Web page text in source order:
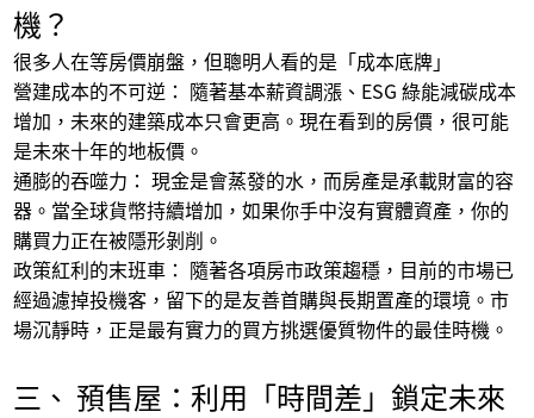
機？
很多人在等房價崩盤，但聰明人看的是「成本底牌」
營建成本的不可逆： 隨著基本薪資調漲、 ESG綠能減碳成本
增加，未來的建築成本只會更高。現在看到的房價，很可能
是未來十年的地板價。
通膨的吞噬力： 現金是會蒸發的水，而房產是承載財富的容
器。當全球貨幣持續增加，如果你手中沒有實體資產，你的
購買力正在被隱形剝削。
政策紅利的末班車： 隨著各項房市政策趨穩，目前的市場已
經過濾掉投機客，留下的是友善首購與長期置產的環境。市
場沉靜時，正是最有實力的買方挑選優質物件的最佳時機。
三、 預售屋：利用「時間差」鎖定未來